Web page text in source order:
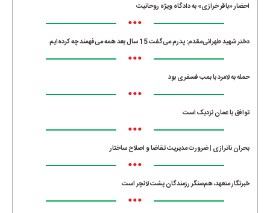
احضار «باقر خرازی» به دادگاه ویژه روحانیت
•••
دختر شهید طهرانی‌مقدم: پدرم می‌گفت 15 سال بعد همه می‌فهمند چه کرده‌ایم
•••
حمله به لامرد با بمب فسفری بود
•••
توافق با عمان نزدیک است
•••
بحران ناترازی | ضرورت مدیریت تقاضا و اصلاح ساختار
•••
خبرنگار متعهد، هم‌سنگر رزمندگان پشت لانچر است
•••